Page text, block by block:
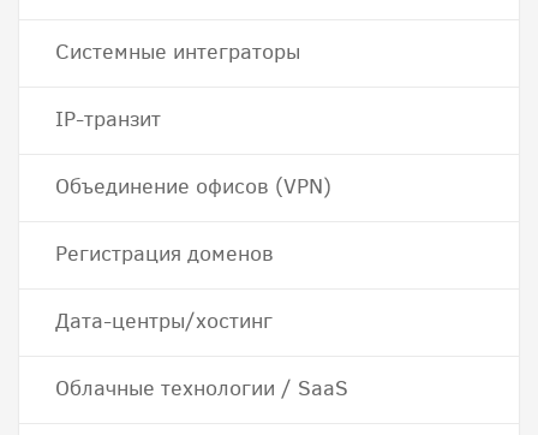
Системные интеграторы
IP-транзит
Объединение офисов (VPN)
Регистрация доменов
Дата-центры/хостинг
Облачные технологии / SaaS